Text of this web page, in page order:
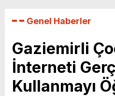
Genel Haberler
Gaziemirli
İnterneti
Kullanmayı